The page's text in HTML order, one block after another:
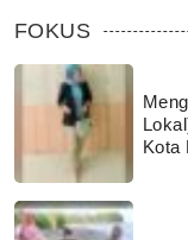
FOKUS
Kota